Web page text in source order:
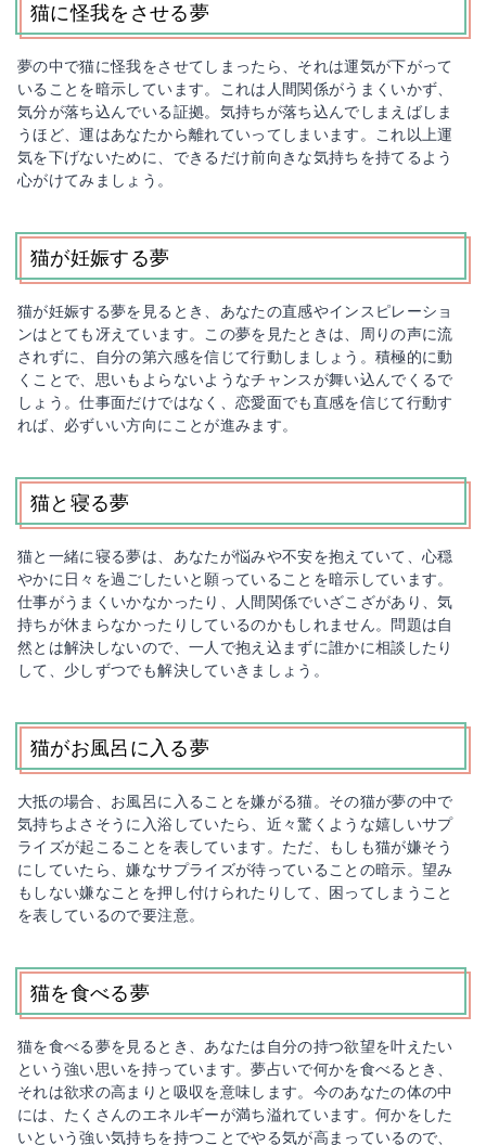
猫に怪我をさせる夢
夢の中で猫に怪我をさせてしまったら、それは運気が下がって
いることを暗示しています。これは人間関係がうまくいかず、
気分が落ち込んでいる証拠。気持ちが落ち込んでしまえばしま
うほど、運はあなたから離れていってしまいます。これ以上運
気を下げないために、できるだけ前向きな気持ちを持てるよう
心がけてみましょう。
猫が妊娠する夢
猫が妊娠する夢を見るとき、あなたの直感やインスピレーショ
ンはとても冴えています。この夢を見たときは、周りの声に流
されずに、自分の第六感を信じて行動しましょう。積極的に動
くことで、思いもよらないようなチャンスが舞い込んでくるで
しょう。仕事面だけではなく、恋愛面でも直感を信じて行動す
れば、必ずいい方向にことが進みます。
猫と寝る夢
猫と一緒に寝る夢は、あなたが悩みや不安を抱えていて、心穏
やかに日々を過ごしたいと願っていることを暗示しています。
仕事がうまくいかなかったり、人間関係でいざこざがあり、気
持ちが休まらなかったりしているのかもしれません。問題は自
然とは解決しないので、一人で抱え込まずに誰かに相談したり
して、少しずつでも解決していきましょう。
猫がお風呂に入る夢
大抵の場合、お風呂に入ることを嫌がる猫。その猫が夢の中で
気持ちよさそうに入浴していたら、近々驚くような嬉しいサプ
ライズが起こることを表しています。ただ、もしも猫が嫌そう
にしていたら、嫌なサプライズが待っていることの暗示。望み
もしない嫌なことを押し付けられたりして、困ってしまうこと
を表しているので要注意。
猫を食べる夢
猫を食べる夢を見るとき、あなたは自分の持つ欲望を叶えたい
という強い思いを持っています。夢占いで何かを食べるとき、
それは欲求の高まりと吸収を意味します。今のあなたの体の中
には、たくさんのエネルギーが満ち溢れています。何かをした
いという強い気持ちを持つことでやる気が高まっているので、